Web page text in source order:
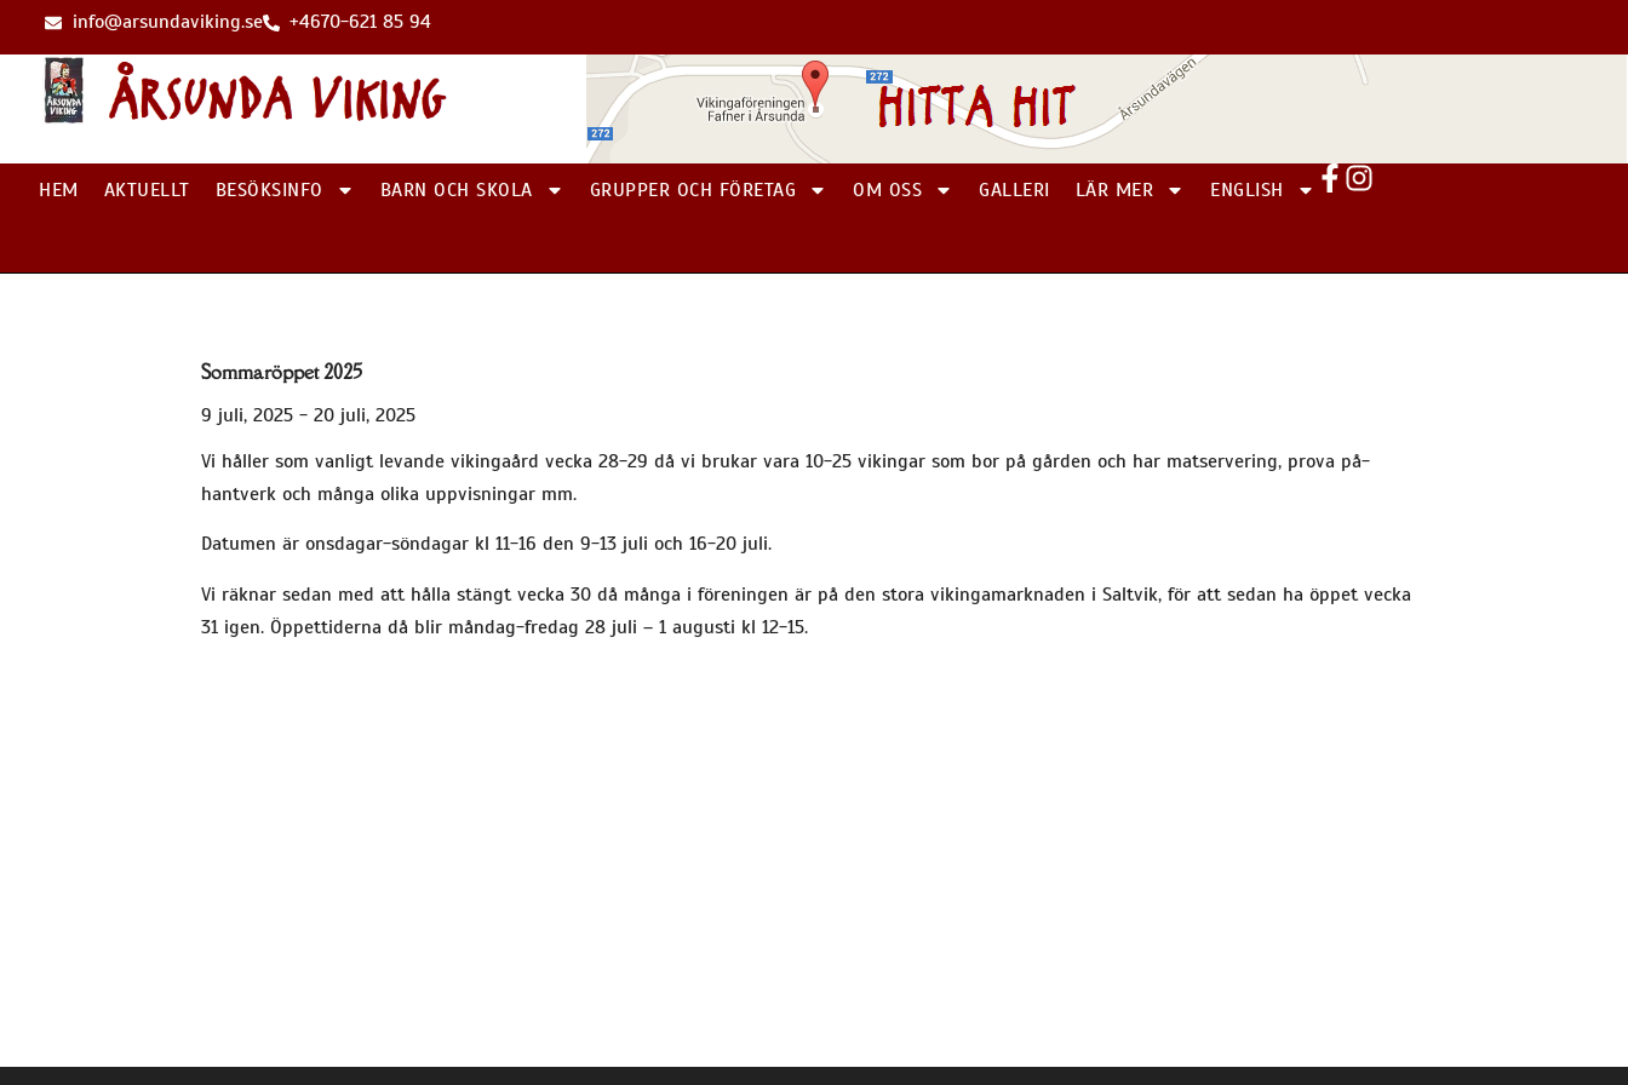
info@arsundaviking.se +4670-621 85 94
HEM AKTUELLT BESÖKSINFO BARN OCH SKOLA GRUPPER OCH FÖRETAG OM OSS GALLERI LÄR MER ENGLISH
Sommaröppet 2025
9 juli, 2025 - 20 juli, 2025
Vi håller som vanligt levande vikingaård vecka 28-29 då vi brukar vara 10-25 vikingar som bor på gården och har matservering, prova på-
hantverk och många olika uppvisningar mm.
Datumen är onsdagar-söndagar kl 11-16 den 9-13 juli och 16-20 juli.
Vi räknar sedan med att hålla stängt vecka 30 då många i föreningen är på den stora vikingamarknaden i Saltvik, för att sedan ha öppet vecka
31 igen. Öppettiderna då blir måndag-fredag 28 juli – 1 augusti kl 12-15.